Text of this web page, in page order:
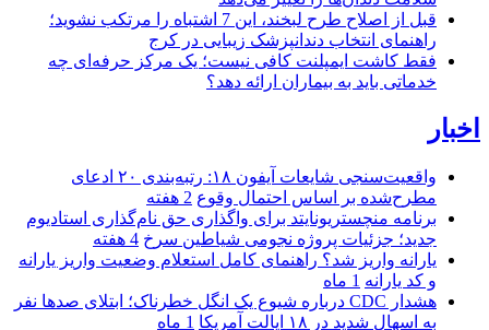
قبل از اصلاح طرح لبخند، این 7 اشتباه را مرتکب نشوید؛
راهنمای انتخاب دندانپزشک زیبایی در کرج
فقط کاشت ایمپلنت کافی نیست؛ یک مرکز حرفه‌ای چه
خدماتی باید به بیماران ارائه دهد؟
اخبار
واقعیت‌سنجی شایعات آیفون ۱۸: رتبه‌بندی ۲۰ ادعای
مطرح‌شده بر اساس احتمال وقوع 2 هفته
برنامه منچستریونایتد برای واگذاری حق نام‌گذاری استادیوم
جدید؛ جزئیات پروژه نجومی شیاطین سرخ 4 هفته
یارانه واریز شد؟ راهنمای کامل استعلام وضعیت واریز یارانه
و کد یارانه 1 ماه
هشدار CDC درباره شیوع یک انگل خطرناک؛ ابتلای صدها نفر
به اسهال شدید در ۱۸ ایالت آمریکا
1 ماه